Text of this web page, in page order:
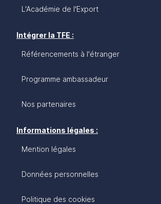
L'Académie de l'Export
Intégrer la TFE :
Référencements à l'étranger
Programme ambassadeur
Nos partenaires
Informations légales :
Mention légales
Données personnelles
Politique des cookies